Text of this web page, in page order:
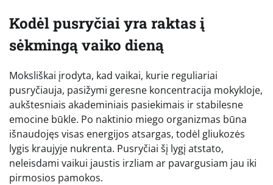
Kodėl pusryčiai yra raktas į
sėkmingą vaiko dieną
Moksliškai įrodyta, kad vaikai, kurie reguliariai
pusryčiauja, pasižymi geresne koncentracija mokykloje,
aukštesniais akademiniais pasiekimais ir stabilesne
emocine būkle. Po naktinio miego organizmas būna
išnaudojęs visas energijos atsargas, todėl gliukozės
lygis kraujyje nukrenta. Pusryčiai šį lygį atstato,
neleisdami vaikui jaustis irzliam ar pavargusiam jau iki
pirmosios pamokos.